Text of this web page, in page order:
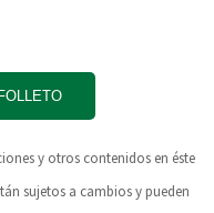
y otros contenidos en éste
sujetos a cambios y pueden